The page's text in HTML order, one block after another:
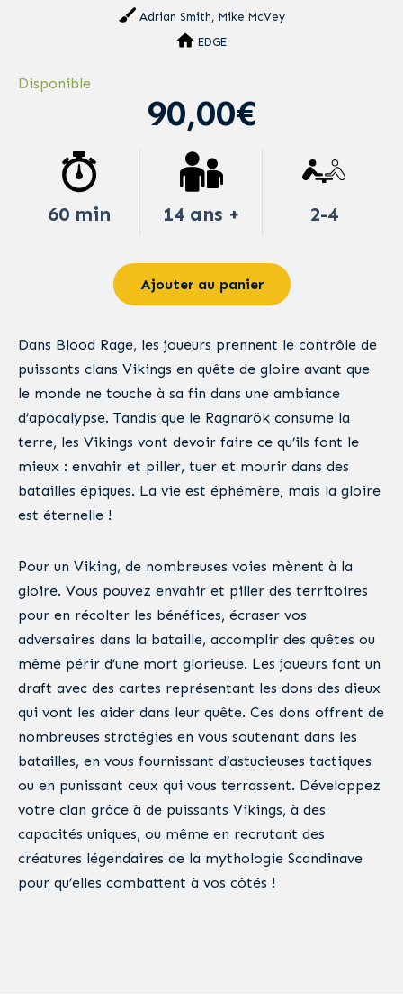
Adrian Smith, Mike McVey
EDGE
Disponible
90,00€
60 min 14 ans + 2-4
Ajouter au panier
Dans Blood Rage, les joueurs prennent le contrôle de
puissants clans Vikings en quête de gloire avant que
le monde ne touche à sa fin dans une ambiance
d’apocalypse. Tandis que le Ragnarök consume la
terre, les Vikings vont devoir faire ce qu’ils font le
mieux : envahir et piller, tuer et mourir dans des
batailles épiques. La vie est éphémère, mais la gloire
est éternelle !
Pour un Viking, de nombreuses voies mènent à la
gloire. Vous pouvez envahir et piller des territoires
pour en récolter les bénéfices, écraser vos
adversaires dans la bataille, accomplir des quêtes ou
même périr d’une mort glorieuse. Les joueurs font un
draft avec des cartes représentant les dons des dieux
qui vont les aider dans leur quête. Ces dons offrent de
nombreuses stratégies en vous soutenant dans les
batailles, en vous fournissant d’astucieuses tactiques
ou en punissant ceux qui vous terrassent. Développez
votre clan grâce à de puissants Vikings, à des
capacités uniques, ou même en recrutant des
créatures légendaires de la mythologie Scandinave
pour qu’elles combattent à vos côtés !